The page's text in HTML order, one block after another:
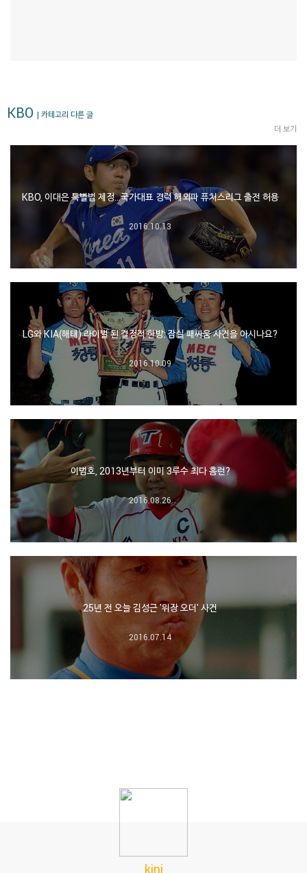
KBO | 카테고리 다른 글
더 보기
KBO, 이대은 특별법 제정…국가대표 경력 해외파 퓨처스리그 출전 허용
2016.10.13
LG와 KIA(해태) 라이벌 된 결정적 한방: 잠실 패싸움 사건을 아시나요?
2016.10.09
이범호, 2013년부터 이미 3루수 최다 홈런?
2016.08.26
25년 전 오늘 김성근 '위장 오더' 사건
2016.07.14
kini